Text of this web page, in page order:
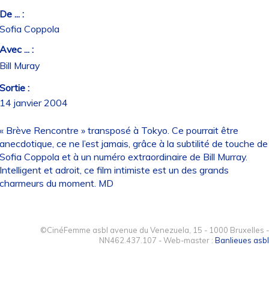
... :
Coppola
... :
Muray
:
janvier 2004
Brève Rencontre » transposé à Tokyo. Ce pourrait être
ce ne l’est jamais, grâce à la subtilité de touche de
Coppola et à un numéro extraordinaire de Bill Murray.
et adroit, ce film intimiste est un des grands
du moment. MD
©CinéFemme asbl avenue du Venezuela, 15 - 1000 Bruxelles -
NN462.437.107 - Web-master : Banlieues asbl